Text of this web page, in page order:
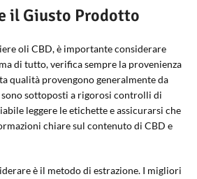
il Giusto Prodotto
oli CBD, è importante considerare
di tutto, verifica sempre la provenienza
qualità provengono generalmente da
sottoposti a rigorosi controlli di
leggere le etichette e assicurarsi che
chiare sul contenuto di CBD e
è il metodo di estrazione. I migliori